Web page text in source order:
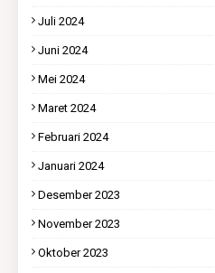
Juli 2024
Juni 2024
Mei 2024
Maret 2024
Februari 2024
Januari 2024
Desember 2023
November 2023
Oktober 2023